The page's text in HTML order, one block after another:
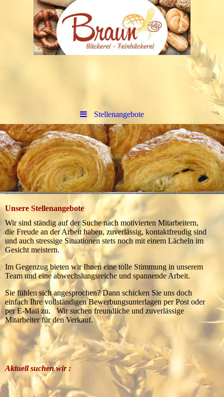
Stellenangebote
Unsere Stellenangebote
Wir sind ständig auf der Suche nach motivierten Mitarbeitern,
die Freude an der Arbeit haben, zuverlässig, kontaktfreudig sind
und auch stressige Situationen stets noch mit einem Lächeln im
Gesicht meistern.
Im Gegenzug bieten wir Ihnen eine tolle Stimmung in unserem
Team und eine abwechslungsreiche und spannende Arbeit.
Sie fühlen sich angesprochen? Dann schicken Sie uns doch
einfach Ihre vollständigen Bewerbungsunterlagen per Post oder
per E-Mail zu. Wir suchen freundliche und zuverlässige
Mitarbeiter für den Verkauf.
Aktuell suchen wir :